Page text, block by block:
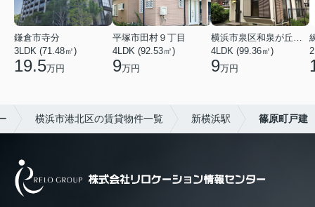
鎌倉市寺分
3LDK (71.48㎡)
19.5万円
平塚市田村９丁目
4LDK (92.53㎡)
9万円
4LDK (99.36㎡)
9万円
横浜市港北区の賃貸物件一覧 新横浜駅 篠原町戸建